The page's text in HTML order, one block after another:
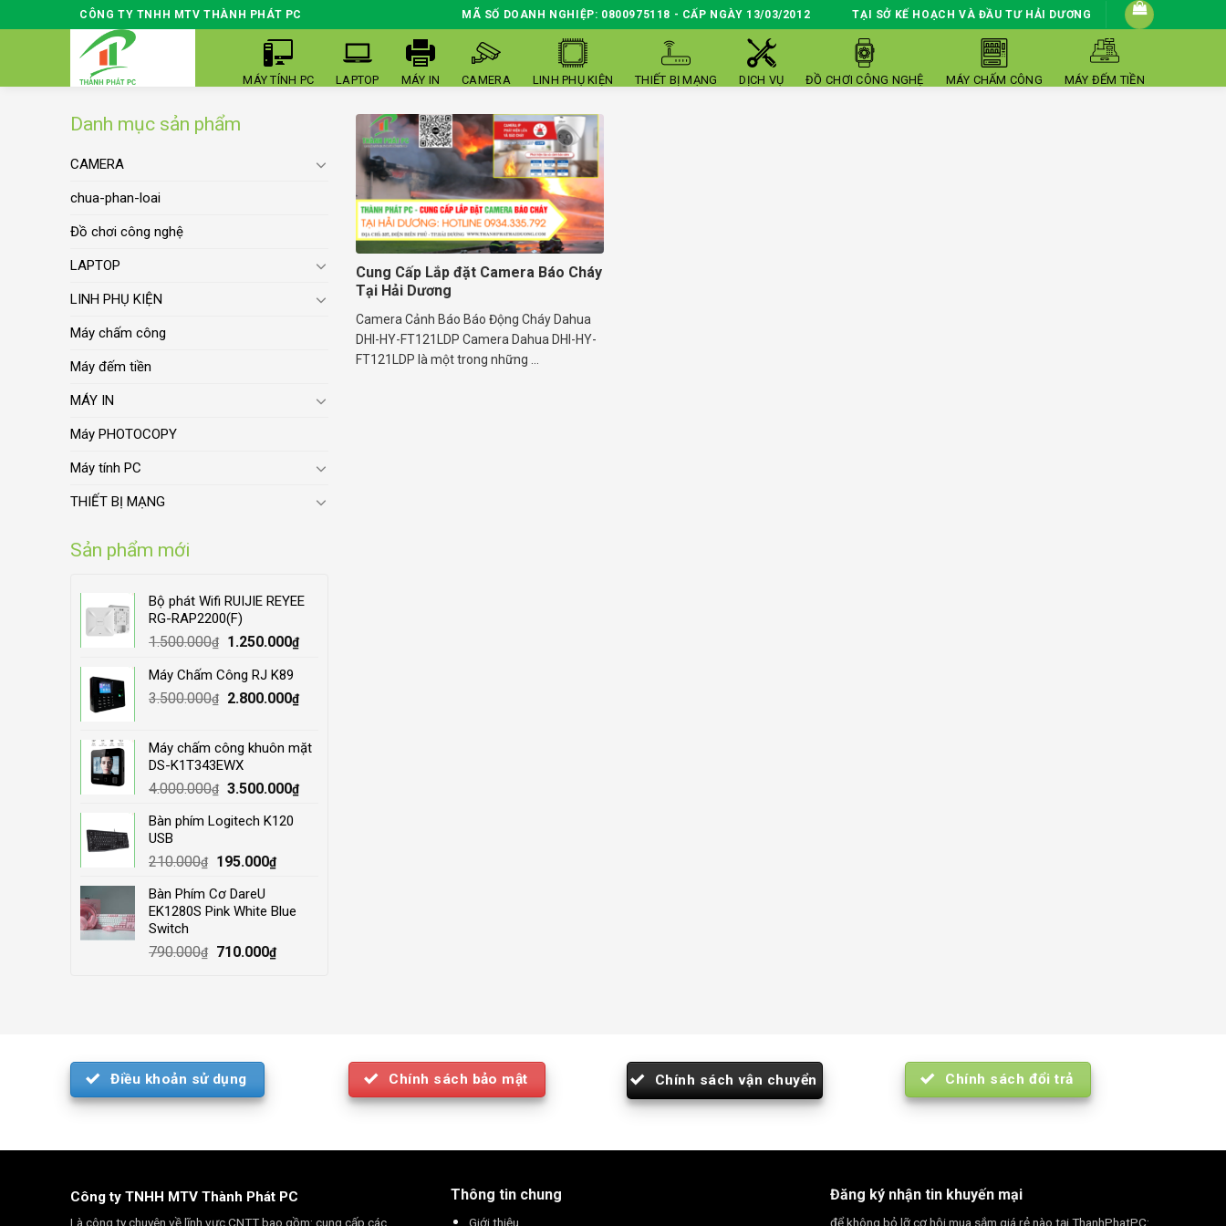
to
CÔNG TY TNHH MTV THÀNH PHÁT PC MÃ SỐ DOANH NGHIỆP: 0800975118 - CẤP NGÀY 13/03/2012 TẠI SỞ KẾ HOẠCH VÀ ĐẦU TƯ HẢI DƯƠNG
MÁY TÍNH PC LAPTOP MÁY IN CAMERA LINH PHỤ KIỆN THIẾT BỊ MẠNG DỊCH VỤ ĐỒ CHƠI CÔNG NGHỆ MÁY CHẤM CÔNG MÁY ĐẾM TIỀN
Danh mục sản phẩm
CAMERA
chua-phan-loai
Đồ chơi công nghệ
LAPTOP
LINH PHỤ KIỆN
Máy chấm công
Máy đếm tiền
MÁY IN
Máy PHOTOCOPY
Máy tính PC
THIẾT BỊ MẠNG
Sản phẩm mới
Bộ phát Wifi RUIJIE REYEE
RG-RAP2200(F)
1.500.000₫
Original
was:
1.500.000₫.
1.250.000₫Current
1.250.000₫.
Máy Chấm Công RJ K89
3.500.000₫
Original
3.500.000₫.
2.800.000₫Current
2.800.000₫.
Máy chấm công khuôn mặt
DS-K1T343EWX
4.000.000₫ Original
was:
3.500.000₫Current
Bàn phím Logitech K120
USB
210.000₫
Original
was:
210.000₫.
195.000₫Current
195.000₫.
Bàn Phím Cơ DareU
EK1280S Pink White Blue
Switch
790.000₫
Original
710.000₫Current
Cung Cấp Lắp đặt Camera Báo Cháy
Tại Hải Dương
Camera Cảnh Báo Báo Động Cháy Dahua
DHI-HY-FT121LDP Camera Dahua DHI-HY-
FT121LDP là một trong những ...
Điều khoản sử dụng Chính sách bảo mật Chính sách vận chuyển Chính sách đổi trả
Công ty TNHH MTV Thành Phát PC
Là công ty chuyên về lĩnh vực CNTT bao gồm: cung cấp các
Thông tin chung
Giới thiệu
Đăng ký nhận tin khuyến mại
để không bỏ lỡ cơ hội mua sắm giá rẻ nào tại ThanhPhatPC: